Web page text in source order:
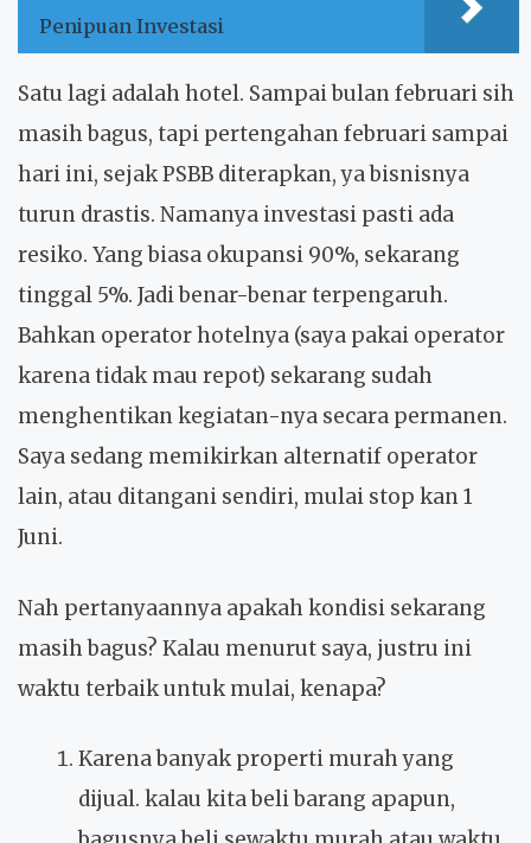
Penipuan Investasi
Satu lagi adalah hotel. Sampai bulan februari sih
masih bagus, tapi pertengahan februari sampai
hari ini, sejak PSBB diterapkan, ya bisnisnya
turun drastis. Namanya investasi pasti ada
resiko. Yang biasa okupansi 90%, sekarang
tinggal 5%. Jadi benar-benar terpengaruh.
Bahkan operator hotelnya (saya pakai operator
karena tidak mau repot) sekarang sudah
menghentikan kegiatan-nya secara permanen.
Saya sedang memikirkan alternatif operator
lain, atau ditangani sendiri, mulai stop kan 1
Juni.
Nah pertanyaannya apakah kondisi sekarang
masih bagus? Kalau menurut saya, justru ini
waktu terbaik untuk mulai, kenapa?
Karena banyak properti murah yang
dijual. kalau kita beli barang apapun,